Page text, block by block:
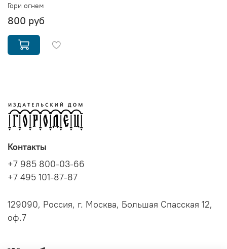
Гори огнем
800 руб
Контакты
+7 985 800-03-66
+7 495 101-87-87
129090, Россия, г. Москва, Большая Спасская 12,
оф.7